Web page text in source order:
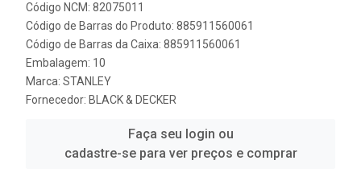
Código NCM: 82075011
Código de Barras do Produto: 885911560061
Código de Barras da Caixa: 885911560061
Embalagem: 10
Marca: STANLEY
Fornecedor: BLACK & DECKER
Faça seu login ou
cadastre-se para ver preços e comprar